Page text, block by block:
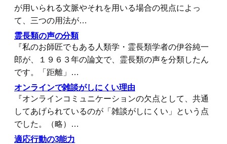
が用いられる文脈やそれを用いる場合の視点によっ
て、三つの用法が…
霊長類の声の分類
『私のお師匠でもある人類学・霊長類学者の伊谷純一
郎が、１９６３年の論文で、霊長類の声を分類したん
です。「距離」…
オンラインで雑談がしにくい理由
『オンラインコミュニケーションの欠点として、共通
してあげられているのが「雑談がしにくい」という点
でした。（略）…
適応行動の3能力